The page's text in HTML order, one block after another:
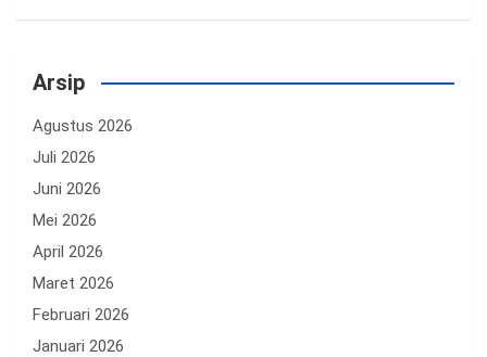
Arsip
Agustus 2026
Juli 2026
Juni 2026
Mei 2026
April 2026
Maret 2026
Februari 2026
Januari 2026